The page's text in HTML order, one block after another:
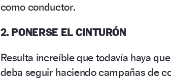
como conductor.
2. PONERSE EL CINTURÓN
Resulta increíble que todavía haya
deba seguir haciendo campañas de